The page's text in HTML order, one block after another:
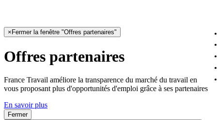
× Fermer la fenêtre "Offres partenaires"
Offres partenaires
France Travail améliore la transparence du marché du travail en
vous proposant plus d'opportunités d'emploi grâce à ses partenaires
En savoir plus
Fermer